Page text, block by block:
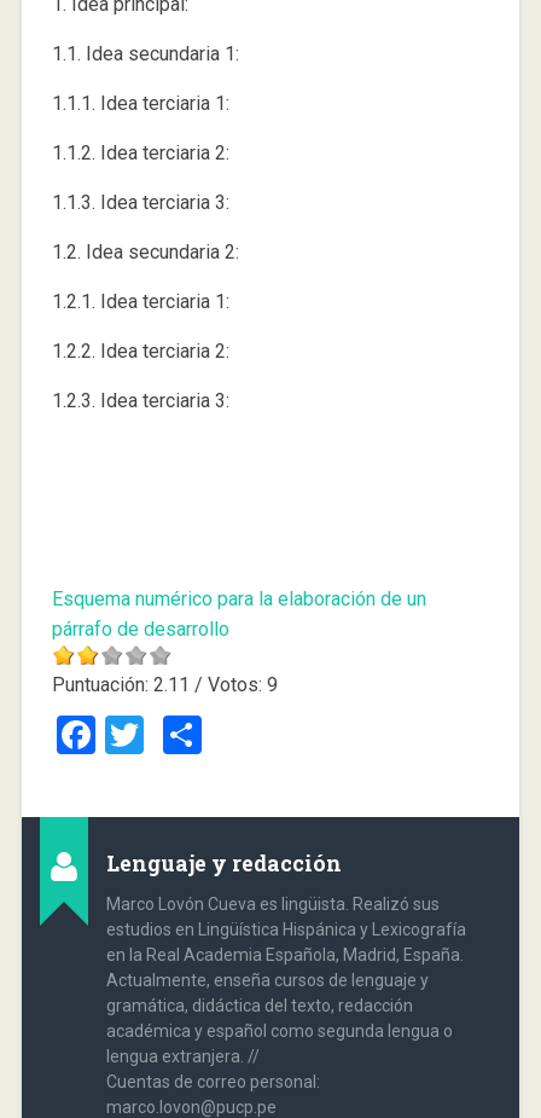
1.1. Idea secundaria 1:
1.1.1. Idea terciaria 1:
1.1.2. Idea terciaria 2:
1.1.3. Idea terciaria 3:
1.2. Idea secundaria 2:
1.2.1. Idea terciaria 1:
1.2.2. Idea terciaria 2:
1.2.3. Idea terciaria 3:
Esquema numérico para la elaboración de un
párrafo de desarrollo
Puntuación: 2.11 / Votos: 9
Facebook
TwitterCompartir
Lenguaje y redacción
Marco Lovón Cueva es lingüista. Realizó sus
estudios en Lingüística Hispánica y Lexicografía
en la Real Academia Española, Madrid, España.
Actualmente, enseña cursos de lenguaje y
gramática, didáctica del texto, redacción
académica y español como segunda lengua o
lengua extranjera. //
Cuentas de correo personal:
marco.lovon@pucp.pe